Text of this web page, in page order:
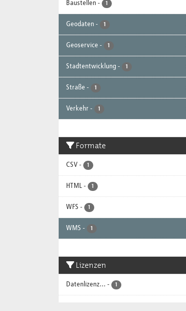
Baustellen - 1
Geodaten - 1
Geoservice - 1
Stadtentwicklung - 1
Straße - 1
Verkehr - 1
Formate
CSV - 1
HTML - 1
WFS - 1
WMS - 1
Lizenzen
Datenlizenz... - 1